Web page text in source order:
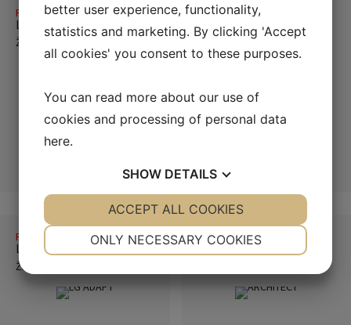
Rapsai
LG AUCKLAND
Žieminiai rapsai
Rapsai
LG SCORPION
Žieminiai rapsai
Rapsai
LG ADAPT
Žieminiai rapsai
Rapsai
ARCHITECT
better user experience, functionality,
statistics and marketing. By clicking 'Accept
all cookies' you consent to these purposes.
You can read more about our use of
cookies and processing of personal data
here.
SHOW DETAILS
YES NO YES NO
MARKETING STATISTICS
ONLY NECESSARY COOKIES
ACCEPT ALL COOKIES